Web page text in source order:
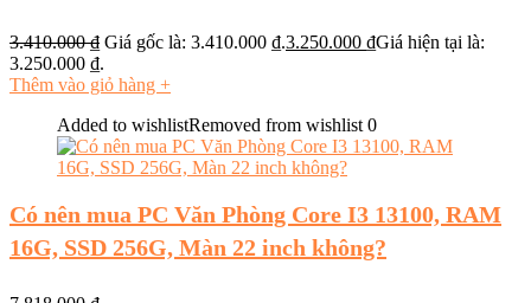
3.410.000₫ Giá gốc là: 3.410.000 ₫.3.250.000 ₫Giá hiện tại là:
3.250.000 ₫.
Thêm vào giỏ hàng +
Added to wishlistRemoved from wishlist 0
Có nên mua PC Văn Phòng Core I3 13100, RAM
16G, SSD 256G, Màn 22 inch không?